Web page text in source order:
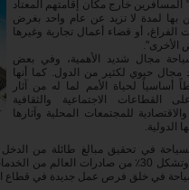
خارج مكان إقامتهم المعتاد
بها لمدة لا تزيد عن عام واحد بغرض
الفراغ، أو قضاء أعمال تجارية وغيرها
الأخرى".
مجال شديد الأهمية، وفي بعض
مجال حيوي لكثير من الدول. كما أنها
أساسياً لحياة الأمم لما له من آثار
القطاعات الاجتماعية والثقافية
والاقتصادية للمجتمعات المحلية وآثارها
الدولية.
في تحقيق مبالغ طائلة من
في خلق فرص عمل جديدة في قطاع